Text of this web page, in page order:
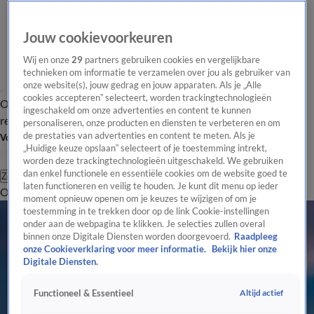
Overzicht Laatste nieuws Regionieuws Het beste van Hart
Tip de
redactie
Volg Hart van Nederland
Zoeken
OverzichtRegioUitzendingenWeerTip de redactiePanelVideo's
Jouw cookievoorkeuren
Wij en onze29 partners gebruiken cookies en vergelijkbare
technieken om informatie te verzamelen over jou als gebruiker van
onze website(s), jouw gedrag en jouw apparaten. Als je „Alle
cookies accepteren” selecteert, worden trackingtechnologieën
ingeschakeld om onze advertenties en content te kunnen
personaliseren, onze producten en diensten te verbeteren en om
de prestaties van advertenties en content te meten. Als je
„Huidige keuze opslaan” selecteert of je toestemming intrekt,
worden deze trackingtechnologieën uitgeschakeld. We gebruiken
dan enkel functionele en essentiële cookies om de website goed te
laten functioneren en veilig te houden. Je kunt dit menu op ieder
moment opnieuw openen om je keuzes te wijzigen of om je
toestemming in te trekken door op de link Cookie-instellingen
onder aan de webpagina te klikken. Je selecties zullen overal
binnen onze Digitale Diensten worden doorgevoerd. Raadpleeg
onze Cookieverklaring voor meer informatie.
Bekijk hier onze
Digitale Diensten.
Functioneel & Essentieel Altijd actief